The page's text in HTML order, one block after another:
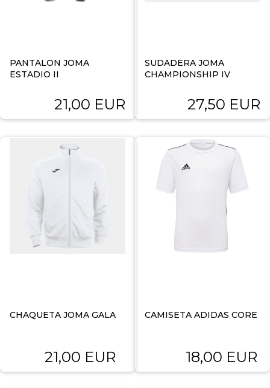
PANTALON JOMA
ESTADIO II
21,00 EUR
SUDADERA JOMA
CHAMPIONSHIP IV
27,50 EUR
CHAQUETA JOMA GALA
21,00 EUR
CAMISETA ADIDAS CORE
18,00 EUR